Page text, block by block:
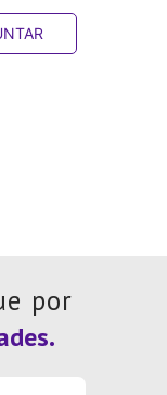
por